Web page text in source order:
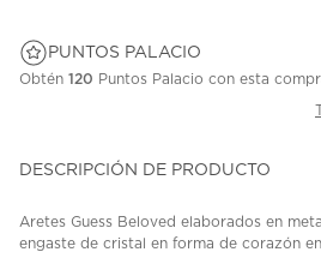
PUNTOS PALACIO
Obtén 120 Puntos Palacio con esta
DESCRIPCIÓN DE PRODUCTO
Aretes Guess Beloved elaborados en
engaste de cristal en forma de corazón